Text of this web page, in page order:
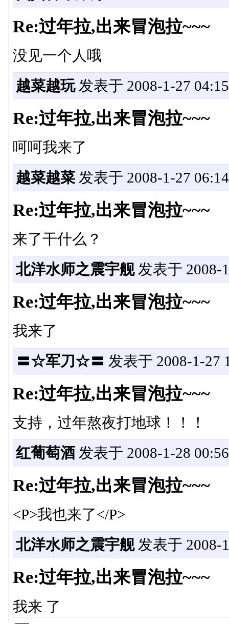
Re:过年拉,出来冒泡拉~~~
没见一个人哦
越菜越玩发表于 2008-1-27
Re:过年拉,出来冒泡拉~~~
呵呵我来了
越菜越菜发表于 2008-1-27
Re:过年拉,出来冒泡拉~~~
来了干什么？
北洋水师之震宇舰发表于 2008-
Re:过年拉,出来冒泡拉~~~
我来了
〓☆军刀☆〓 发表于 2008-1-27
Re:过年拉,出来冒泡拉~~~
支持，过年熬夜打地球！！！
红葡萄酒发表于 2008-1-28
Re:过年拉,出来冒泡拉~~~
<P>我也来了</P>
北洋水师之震宇舰发表于 2008-
Re:过年拉,出来冒泡拉~~~
我来 了